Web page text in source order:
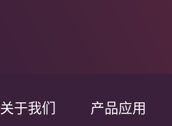
关于我们 产品应用